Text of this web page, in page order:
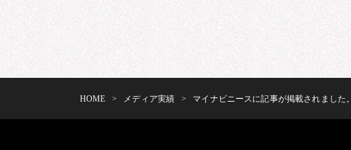
HOME > メディア実績 > マイナビニースに記事が掲載されました。